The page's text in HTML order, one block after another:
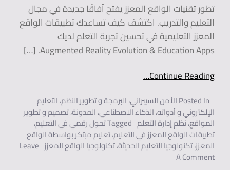
تطور تقنيات الواقع المعزز يفتح آفاقًا جديدة في مجال
التعليم والتدريب. اكتشف كيف تساعدك تطبيقات الواقع
المعزز التعليمية في تحسين تجربة التعلم لديك
Augmented Reality Evolution & Education Apps. […]
Continue Reading…
Posted Inالأمن السيبراني،البرمجة و تطوير النظم،التعليم
الإلكتروني و أدواته،الذكاء الاصطناعي،المدونة،تصميم و تطوير
المواقع،نظم إدارة التعلم Taggedتحول رقمي في التعليم،
تطبيقات الواقع المعزز في التعليم،تعليم مبتكر بواسطة الواقع
المعزز،تكنولوجيا التعليم الحديثة،تكنولوجيا الواقع المعزز Leave
A Comment